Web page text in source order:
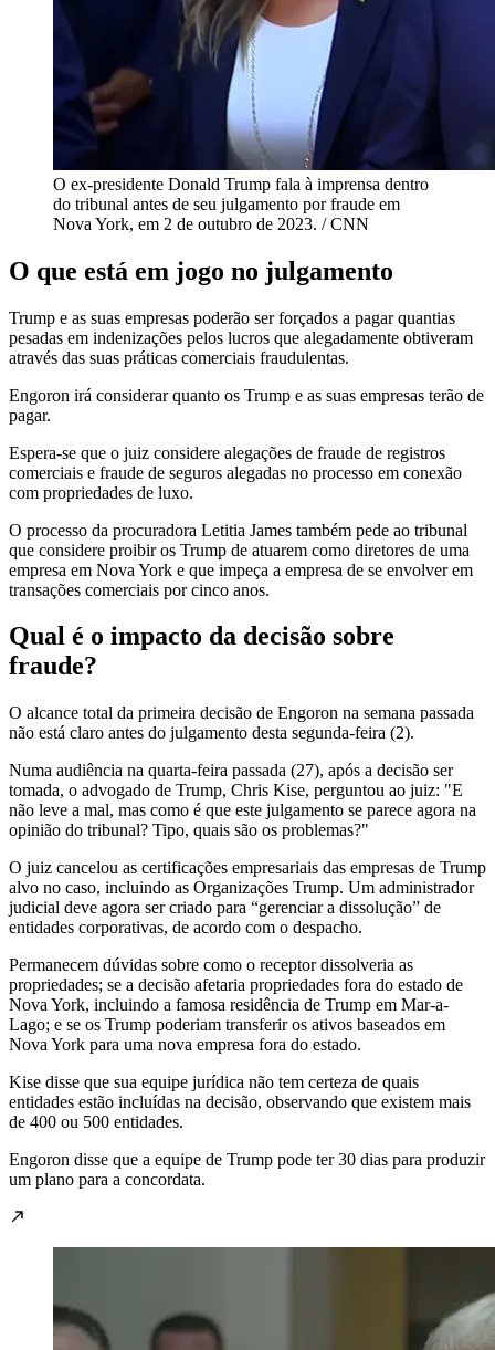
O ex-presidente Donald Trump fala à imprensa dentro
do tribunal antes de seu julgamento por fraude em
Nova York, em 2 de outubro de 2023. / CNN
O que está em jogo no julgamento
Trump e as suas empresas poderão ser forçados a pagar quantias
pesadas em indenizações pelos lucros que alegadamente obtiveram
através das suas práticas comerciais fraudulentas.
Engoron irá considerar quanto os Trump e as suas empresas terão de
pagar.
Espera-se que o juiz considere alegações de fraude de registros
comerciais e fraude de seguros alegadas no processo em conexão
com propriedades de luxo.
O processo da procuradora Letitia James também pede ao tribunal
que considere proibir os Trump de atuarem como diretores de uma
empresa em Nova York e que impeça a empresa de se envolver em
transações comerciais por cinco anos.
Qual é o impacto da decisão sobre
fraude?
O alcance total da primeira decisão de Engoron na semana passada
não está claro antes do julgamento desta segunda-feira (2).
Numa audiência na quarta-feira passada (27), após a decisão ser
tomada, o advogado de Trump, Chris Kise, perguntou ao juiz: "E
não leve a mal, mas como é que este julgamento se parece agora na
opinião do tribunal? Tipo, quais são os problemas?"
O juiz cancelou as certificações empresariais das empresas de Trump
alvo no caso, incluindo as Organizações Trump. Um administrador
judicial deve agora ser criado para “gerenciar a dissolução” de
entidades corporativas, de acordo com o despacho.
Permanecem dúvidas sobre como o receptor dissolveria as
propriedades; se a decisão afetaria propriedades fora do estado de
Nova York, incluindo a famosa residência de Trump em Mar-a-
Lago; e se os Trump poderiam transferir os ativos baseados em
Nova York para uma nova empresa fora do estado.
Kise disse que sua equipe jurídica não tem certeza de quais
entidades estão incluídas na decisão, observando que existem mais
de 400 ou 500 entidades.
Engoron disse que a equipe de Trump pode ter 30 dias para produzir
um plano para a concordata.